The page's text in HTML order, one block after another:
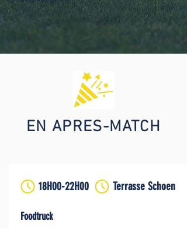
EN APRES-MATCH
18H00-22H00 Terrasse Schoen
Foodtruck